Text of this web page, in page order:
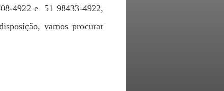
4922 e 51 98433-4922,
vamos procurar